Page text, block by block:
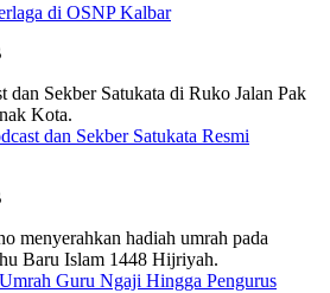
di OSNP Kalbar
dan Sekber Satukata Resmi
Guru Ngaji Hingga Pengurus